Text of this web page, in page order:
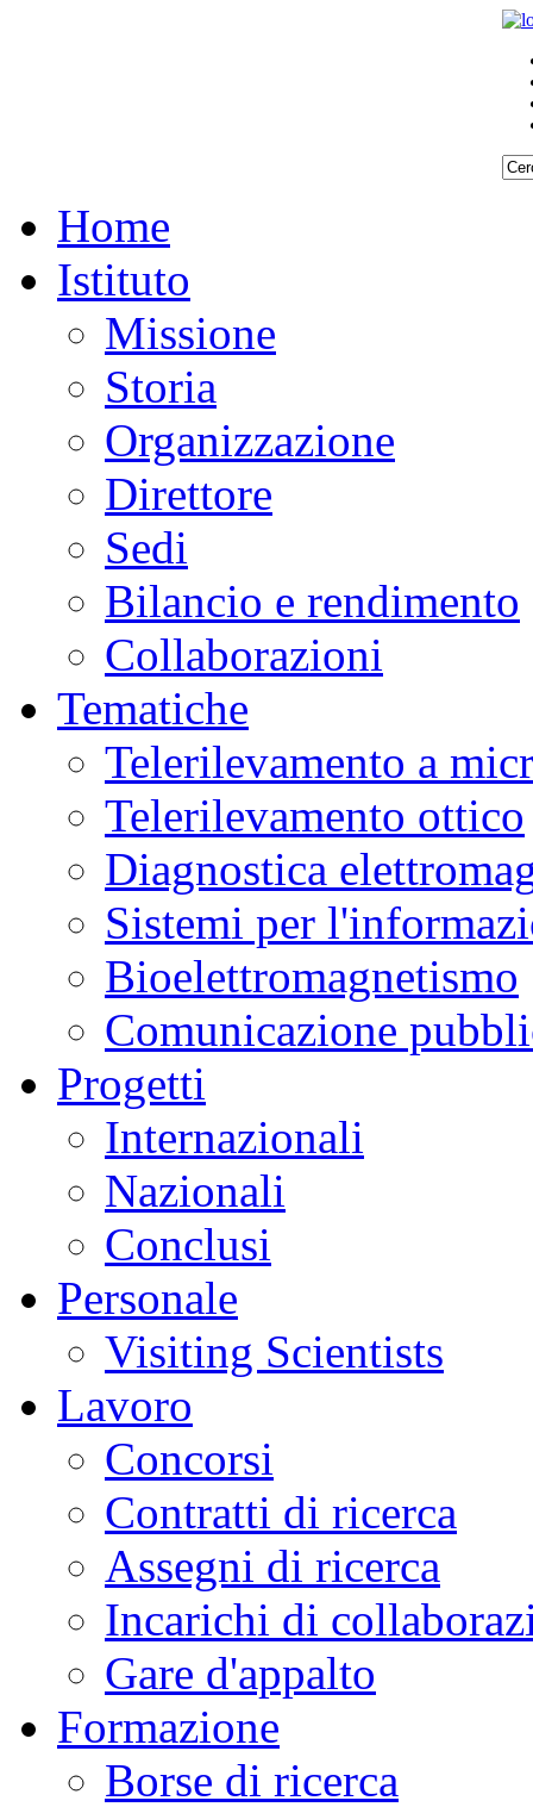
Home
Istituto
Missione
Storia
Organizzazione
Direttore
Sedi
Bilancio e rendimento
Collaborazioni
Tematiche
Telerilevamento a
Telerilevamento ottico
Diagnostica
Sistemi per
Bioelettromagnetismo
Comunicazione
Progetti
Internazionali
Nazionali
Conclusi
Personale
Visiting Scientists
Lavoro
Concorsi
Contratti di ricerca
Assegni di ricerca
Incarichi di
Gare d'appalto
Formazione
Borse di ricerca